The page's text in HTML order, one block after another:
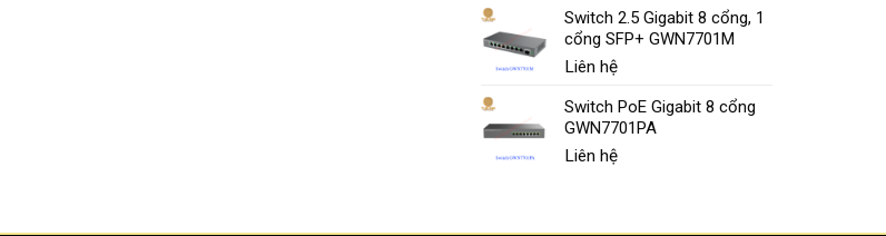
Switch 2.5 Gigabit 8 cổng, 1
cổng SFP+ GWN7701M
Liên hệ
Switch PoE Gigabit 8 cổng
GWN7701PA
Liên hệ